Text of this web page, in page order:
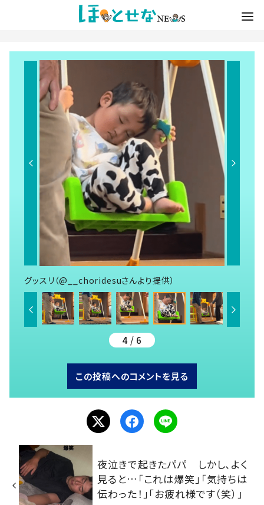
グッスリ（@__choridesuさんより提供）
4 / 6
この投稿へのコメントを見る
夜泣きで起きたパパ しかし、よく
見ると…「これは爆笑」「気持ちは
伝わった！」「お疲れ様です（笑）」